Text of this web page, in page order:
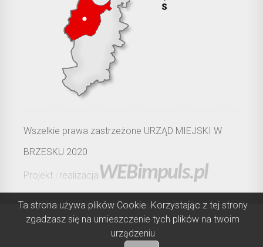
Ta strona używa plików Cookie. Korzystając z tej strony
zgadzasz się na umieszczenie tych plików na twoim
urządzeniu
Wszelkie prawa zastrzeżone URZĄD MIEJSKI W
BRZESKU 2020
Projekt i realizacja WEBimpuls.pl